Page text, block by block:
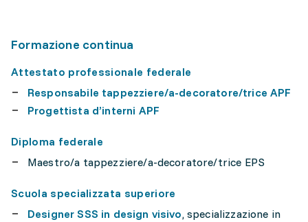
Formazione continua
Attestato professionale federale
Responsabile tappezziere/a-decoratore/trice APF
Progettista d’interni APF
Diploma federale
Maestro/a tappezziere/a-decoratore/trice EPS
Scuola specializzata superiore
Designer SSS in design visivo, specializzazione in